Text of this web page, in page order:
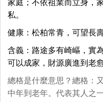
家庭；不依祖業而立身，
私。
健康：松柏常青，可望長壽
含義：路途多有崎嶇，實
可以成家，財源廣進到老
總格是什麼意思？總格：
中年到老年。代表其人之